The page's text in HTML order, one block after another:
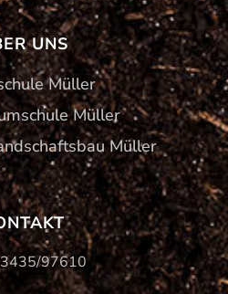
UNS
Müller
Müller
Müller
97610